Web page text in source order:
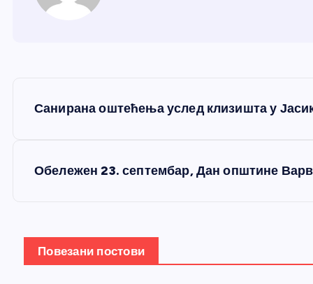
Санирана оштећења услед клизишта у
Обележен 23. септембар, Дан општине
Повезани постови